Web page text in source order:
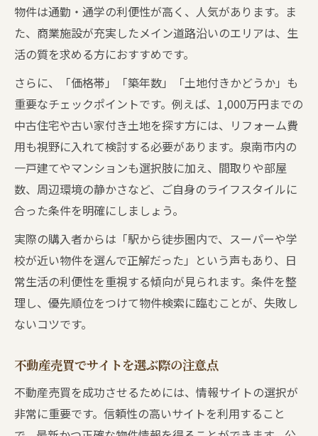
物件は通勤・通学の利便性が高く、人気があります。ま
た、商業施設が充実したメイン道路沿いのエリアは、生
活の質を求める方におすすめです。
さらに、「価格帯」「築年数」「土地付きかどうか」も
重要なチェックポイントです。例えば、1,000万円までの
中古住宅や古い家付き土地を探す方には、リフォーム費
用も視野に入れて検討する必要があります。泉南市内の
一戸建てやマンションも選択肢に加え、間取りや部屋
数、周辺環境の静かさなど、ご自身のライフスタイルに
合った条件を明確にしましょう。
実際の購入者からは「駅から徒歩圏内で、スーパーや学
校が近い物件を選んで正解だった」という声もあり、日
常生活の利便性を重視する傾向が見られます。条件を整
理し、優先順位をつけて物件検索に臨むことが、失敗し
ないコツです。
不動産売買でサイトを選ぶ際の注意点
不動産売買を成功させるためには、情報サイトの選択が
非常に重要です。信頼性の高いサイトを利用すること